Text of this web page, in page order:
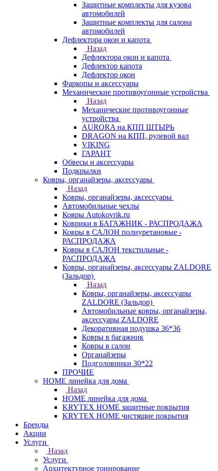
Защитные комплекты для кузова
автомобилей
Защитные комплекты для салона
автомобилей
Дефлектора окон и капота
Назад
Дефлектора окон и капота
Дефлектор капота
Дефлектор окон
Фаркопы и аксессуары
Механические противоугонные устройства
Назад
Механические противоугонные
устройства
AURORA на КПП ШТЫРЬ
DRAGON на КПП, рулевой вал
VIKING
ГАРАНТ
Обвесы и аксессуары
Подкрылки
Ковры, органайзеры, аксессуары
Назад
Ковры, органайзеры, аксессуары
Автомобильные чехлы
Ковры Autokovrik.ru
Коврики в БАГАЖНИК - РАСПРОДАЖА
Ковры в САЛОН полиуретановые -
РАСПРОДАЖА
Ковры в САЛОН текстильные -
РАСПРОДАЖА
Ковры, органайзеры, аксессуары ZALDORE
(Зальдор)
Назад
Ковры, органайзеры, аксессуары
ZALDORE (Зальдор)
Автомобильные ковры, органайзеры,
аксессуары ZALDORE
Декоративная подушка 36*36
Ковры в багажник
Ковры в салон
Органайзеры
Подголовники 30*22
ПРОЧИЕ
HOME линейка для дома
Назад
HOME линейка для дома
KRYTEX HOME защитные покрытия
KRYTEX HOME чистящие покрытия
Бренды
Акции
Услуги
Назад
Услуги
Архитектурное тонирование